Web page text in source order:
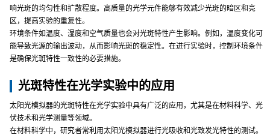
响光斑的均匀性和扩散程度。高质量的光学元件能够有效减少光斑的暗区和亮
区，提高实验的重复性。
环境条件如温度、湿度和空气质量也会对光斑特性产生影响。例如，温度变化可
能导致光源的输出波动，从而影响光斑的稳定性。在进行实验时，控制环境条件
是确保光斑特性一致性的必要措施。
光斑特性在光学实验中的应用
太阳光模拟器的光斑特性在光学实验中具有广泛的应用，尤其是在材料科学、光
伏技术和光学测量等领域。
在材料科学中，研究者常利用太阳光模拟器进行光吸收和光致发光特性的测试。